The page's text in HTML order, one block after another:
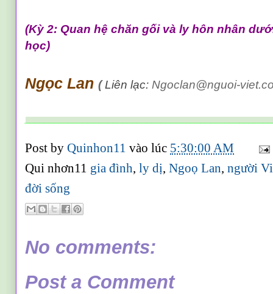
(Kỳ 2: Quan hệ chăn gối và ly hôn nhân
học)
Ngọc Lan(Liên lạc: Ngoclan@nguoi-
Post byQuinhon11vào lúc 5:30:00 AM
Qui nhơn11 gia đình,ly dị,Ngoọ Lan,người
đời sống
No comments:
Post a Comment